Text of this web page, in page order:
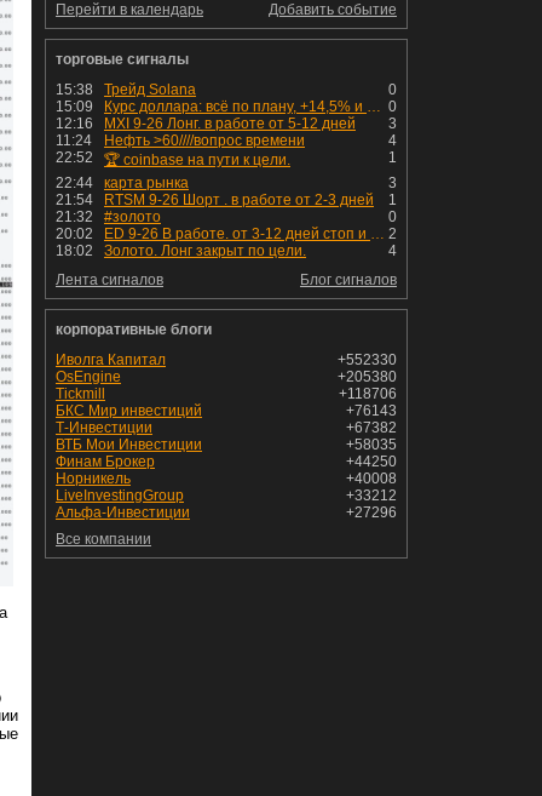
Добавить событие
Перейти в календарь
торговые сигналы
15:38
0
Трейд Solana
15:09
0
Курс доллара: всё по плану, +14,5% и рост продолжается!
12:16
3
MXI 9-26 Лонг. в работе от 5-12 дней
11:24
4
Нефть >60////вопрос времени
22:52
1
🏆 coinbase на пути к цели.
22:44
3
карта рынка
21:54
1
RTSM 9-26 Шорт . в работе от 2-3 дней
21:32
0
#золото
20:02
2
ED 9-26 В работе. от 3-12 дней стоп и профит установлен
18:02
4
Золото. Лонг закрыт по цели.
Блог сигналов
Лента сигналов
корпоративные блоги
+552330
Иволга Капитал
+205380
OsEngine
+118706
Tickmill
+76143
БКС Мир инвестиций
+67382
Т-Инвестиции
+58035
ВТБ Мои Инвестиции
+44250
Финам Брокер
+40008
Норникель
+33212
LiveInvestingGroup
+27296
Альфа-Инвестиции
Все компании